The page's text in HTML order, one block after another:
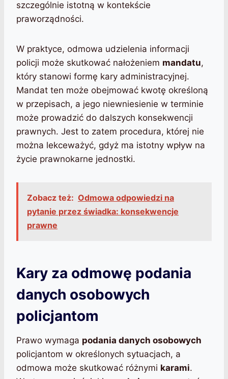
szczególnie istotną w kontekście
praworządności.
W praktyce, odmowa udzielenia informacji
policji może skutkować nałożeniem mandatu,
który stanowi formę kary administracyjnej.
Mandat ten może obejmować kwotę określoną
w przepisach, a jego niewniesienie w terminie
może prowadzić do dalszych konsekwencji
prawnych. Jest to zatem procedura, której nie
można lekceważyć, gdyż ma istotny wpływ na
życie prawnokarne jednostki.
Zobacz też: Odmowa odpowiedzi na
pytanie przez świadka: konsekwencje
prawne
Kary za odmowę podania
danych osobowych
policjantom
Prawo wymaga podania danych osobowych
policjantom w określonych sytuacjach, a
odmowa może skutkować różnymi karami.